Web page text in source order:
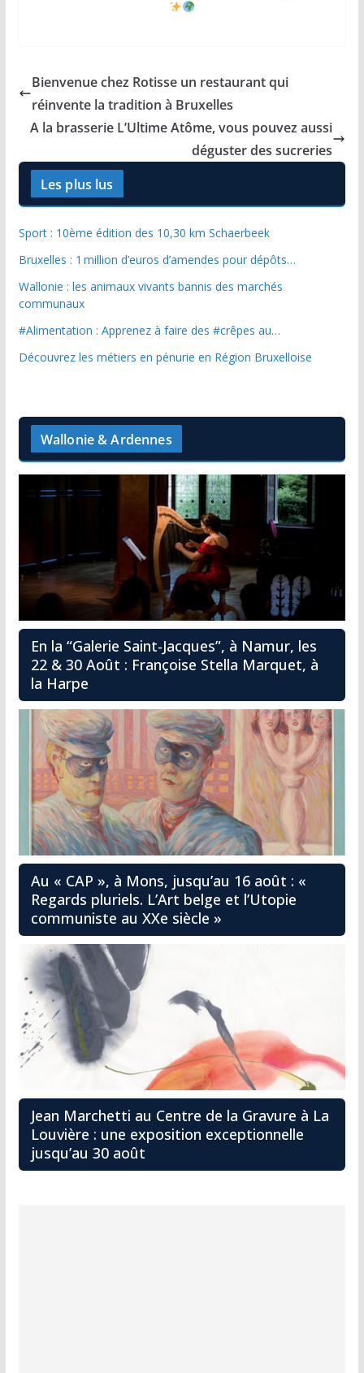
Bienvenue chez Rotisse un restaurant qui
réinvente la tradition à Bruxelles
A la brasserie L’Ultime Atôme, vous pouvez aussi
déguster des sucreries
Les plus lus
Sport : 10ème édition des 10,30 km Schaerbeek
Bruxelles : 1 million d’euros d’amendes pour dépôts…
Wallonie : les animaux vivants bannis des marchés
communaux
#Alimentation : Apprenez à faire des #crêpes au…
Découvrez les métiers en pénurie en Région Bruxelloise
Wallonie & Ardennes
En la “Galerie Saint-Jacques”, à Namur, les
22 & 30 Août : Françoise Stella Marquet, à
la Harpe
Au « CAP », à Mons, jusqu’au 16 août : «
Regards pluriels. L’Art belge et l’Utopie
communiste au XXe siècle »
Jean Marchetti au Centre de la Gravure à La
Louvière : une exposition exceptionnelle
jusqu’au 30 août